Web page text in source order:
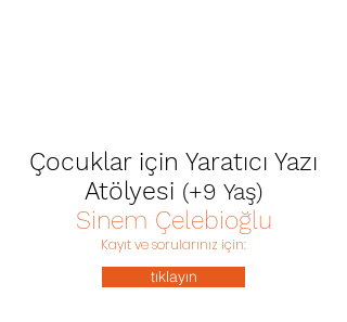
Çocuklar için Yaratıcı Yazı
Atölyesi (+9 Yaş)
Sinem Çelebioğlu
Kayıt ve sorularınız için:
tıklayın